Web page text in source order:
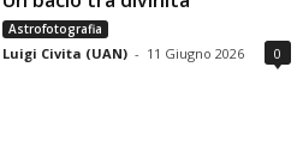
Astrofotografia
Luigi Civita (UAN) - 11 Giugno 2026 0